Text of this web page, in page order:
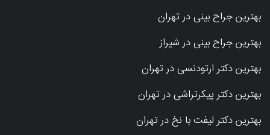
بهترین جراح بینی در تهران
بهترین جراح بینی در شیراز
بهترین دکتر ارتودنسی در تهران
بهترین دکتر پیکرتراشی در تهران
بهترین دکتر لیفت با نخ در تهران